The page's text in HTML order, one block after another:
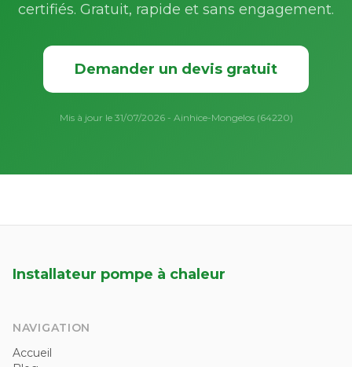
certifiés. Gratuit, rapide et sans engagement.
Demander un devis gratuit
Mis à jour le 31/07/2026 - Ainhice-Mongelos (64220)
Installateur pompe à chaleur
NAVIGATION
Accueil